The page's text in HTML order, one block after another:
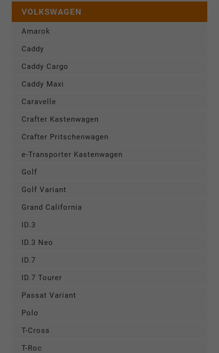
VOLKSWAGEN
Amarok
Caddy
Caddy Cargo
Caddy Maxi
Caravelle
Crafter Kastenwagen
Crafter Pritschenwagen
e-Transporter Kastenwagen
Golf
Golf Variant
Grand California
ID.3
ID.3 Neo
ID.7
ID.7 Tourer
Passat Variant
Polo
T-Cross
T-Roc